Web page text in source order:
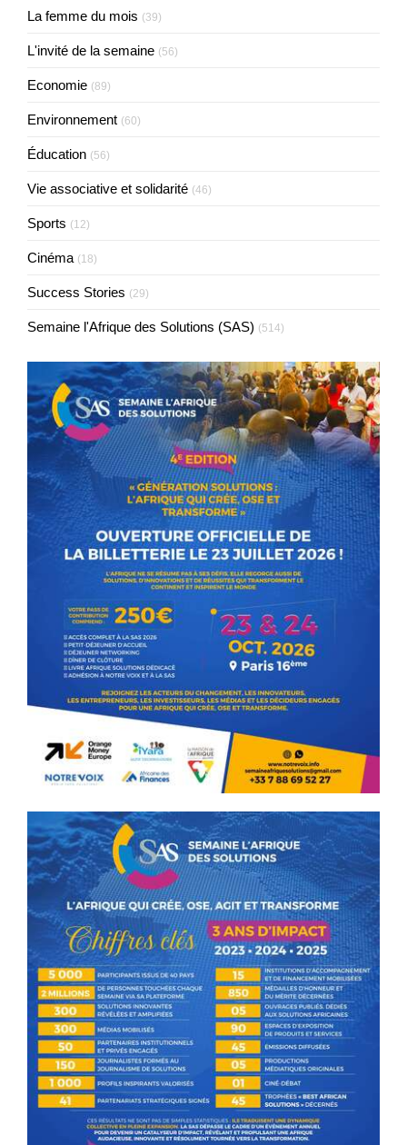
La femme du mois (39)
L'invité de la semaine (56)
Economie (89)
Environnement (60)
Éducation (56)
Vie associative et solidarité (46)
Sports (12)
Cinéma (18)
Success Stories (29)
Semaine l'Afrique des Solutions (SAS) (514)